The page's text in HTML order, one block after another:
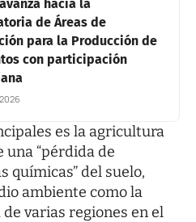
hacia la
de Áreas de
para la Producción de
con participación
es la agricultura
“pérdida de
químicas” del suelo,
ambiente como la
varias regiones en el